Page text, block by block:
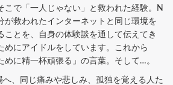
こで「一人じゃない」と救われた経験。N
が救われたインターネットと同じ環境を
ことを、自身の体験談を通して伝えてき
めにアイドルをしています。これから
めに精一杯頑張る」の言葉。そして…。
、同じ痛みや悲しみ、孤独を覚える人た